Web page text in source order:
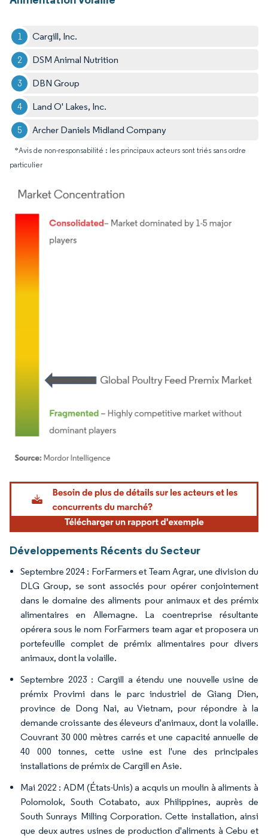
Cargill, Inc.
DSM Animal Nutrition
DBN Group
Land O' Lakes, Inc.
Archer Daniels Midland Company
*Avis de non-responsabilité : les principaux acteurs sont triés sans ordre
particulier
Image © Mordor Intelligence. La réutilisation nécessite une attribution sous CC BY
Développements Récents du Secteur
Septembre 2024 : ForFarmers et Team Agrar, une division du
DLG Group, se sont associés pour opérer conjointement
dans le domaine des aliments pour animaux et des prémix
alimentaires en Allemagne. La coentreprise résultante
opérera sous le nom ForFarmers team agar et proposera un
portefeuille complet de prémix alimentaires pour divers
animaux, dont la volaille.
Septembre 2023 : Cargill a étendu une nouvelle usine de
prémix Provimi dans le parc industriel de Giang Dien,
province de Dong Nai, au Vietnam, pour répondre à la
demande croissante des éleveurs d'animaux, dont la volaille.
Couvrant 30 000 mètres carrés et une capacité annuelle de
40 000 tonnes, cette usine est l'une des principales
installations de prémix de Cargill en Asie.
Mai 2022 : ADM (États-Unis) a acquis un moulin à aliments à
Polomolok, South Cotabato, aux Philippines, auprès de
South Sunrays Milling Corporation. Cette installation, ainsi
que deux autres usines de production d'aliments à Cebu et